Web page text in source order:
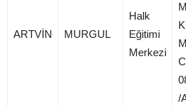
ARTVİN MURGUL
Halk
Eğitimi
Merkezi
/